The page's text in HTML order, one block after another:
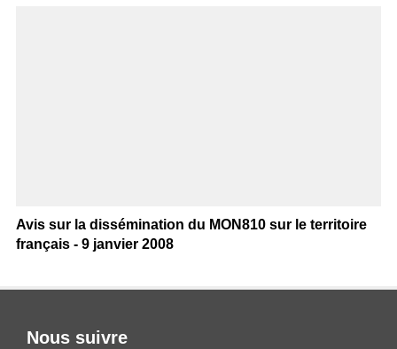
Avis sur la dissémination du MON810 sur le territoire
français - 9 janvier 2008
Nous suivre